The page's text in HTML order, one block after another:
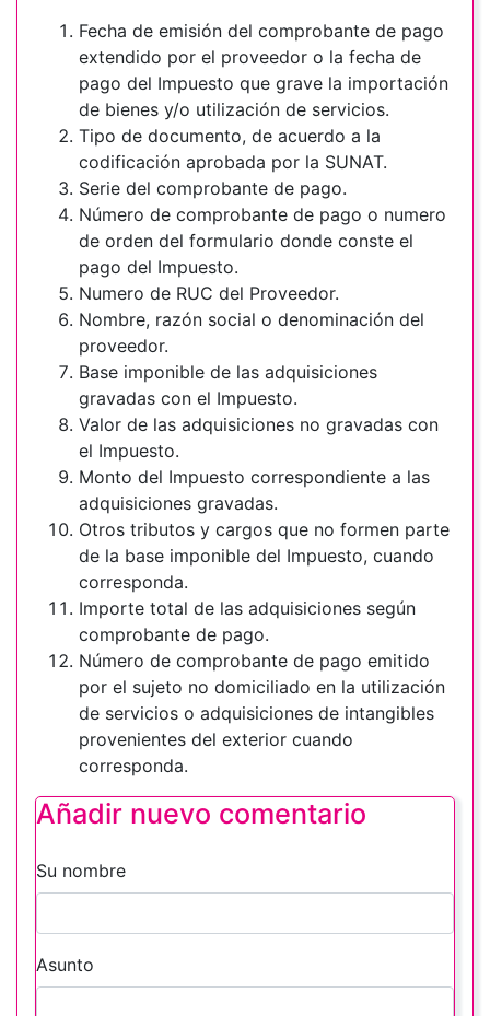
Fecha de emisión del comprobante de pago
extendido por el proveedor o la fecha de
pago del Impuesto que grave la importación
de bienes y/o utilización de servicios.
Tipo de documento, de acuerdo a la
codificación aprobada por la SUNAT.
Serie del comprobante de pago.
Número de comprobante de pago o numero
de orden del formulario donde conste el
pago del Impuesto.
Numero de RUC del Proveedor.
Nombre, razón social o denominación del
proveedor.
Base imponible de las adquisiciones
gravadas con el Impuesto.
Valor de las adquisiciones no gravadas con
el Impuesto.
Monto del Impuesto correspondiente a las
adquisiciones gravadas.
Otros tributos y cargos que no formen parte
de la base imponible del Impuesto, cuando
corresponda.
Importe total de las adquisiciones según
comprobante de pago.
Número de comprobante de pago emitido
por el sujeto no domiciliado en la utilización
de servicios o adquisiciones de intangibles
provenientes del exterior cuando
corresponda.
Añadir nuevo comentario
Su nombre
Asunto